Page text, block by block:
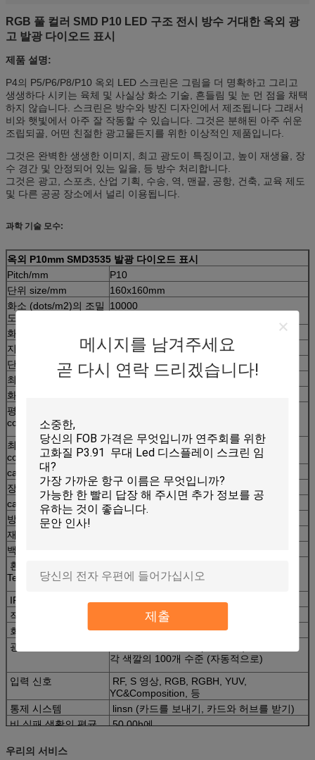
메시지를 남겨주세요
곧 다시 연락 드리겠습니다!
제출
RGB 풀 컬러 SMD P10 LED 구조 전시 방수 거대한 옥외 광
고 발광 다이오드 표시
제품 설명:
P4의 P5/P6/P8/P10 옥외 LED 스크린은 그림을 더 명확하고 그리고
생생하다 시키는 육체 및 사실상 화소 기술, 흔들림 및 눈 먼 점을 채택
하지 않습니다. 스크린은 방수와 방진 디자인에서 제조됩니다 그래서
비와 햇빛에서 아주 잘 작동할 수 있습니다. 그것은 분해된 아주 쉬운
조립되골, 어떤 친절한 광고물든지를 위한 이상적인 제품입니다.
그것은 완벽한 생생한 이미지, 최고 광도이 특징이고, 높이 재생율, 장
수 경간 및 안정되어 있는 일을, 등 방수 처리합니다.
그것은 광고, 스포츠, 산업 기획, 수송, 역, 맨끝, 공항, 건축, 교육 제도
및 다른 공공 장소에서 널리 이용됩니다.
과학 기술 모수:
옥외 P10mm SMD3535 발광 다이오드 표시
Pitch/mm
P10
단위 size/mm
160x160mm
화소 (dots/m2)의 조밀
도
10000
화소 구성
지도된 캡슐에 넣기
SMD3535
단위의 해결책
16x16
최적시거리
≥10m
화각/°
평균 일률
consumption/W/M2
최대 힘
consumption/W/M2
700
cabinet/mm의 크기
장의 해결책
96x96
cabinet/kg의 무게
55
방법을 몰기
재생율 Hz/S를
백색 균형의 발광성
환경의 가동
Temperature/°C
IP 등급
정면, IP65; 후방, IP43
작동 vlotage
110-220 VAC/+/- 10%
회색 가늠자/색깔
표시 (동기화되는) colors≥16.7M
광도 조정
각 색깔의 100개 수준 (자동적으로)
입력 신호
RF, S 영상, RGB, RGBH, YUV,
YC&Composition, 등
통제 시스템
linsn (카드를 보내기, 카드와 허브를 받기)
비 실패 생활의 평균
50,00h에
우리의 서비스